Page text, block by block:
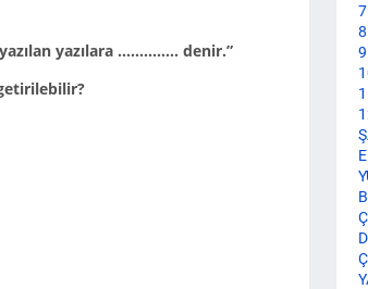
yazılara ………….. denir.”